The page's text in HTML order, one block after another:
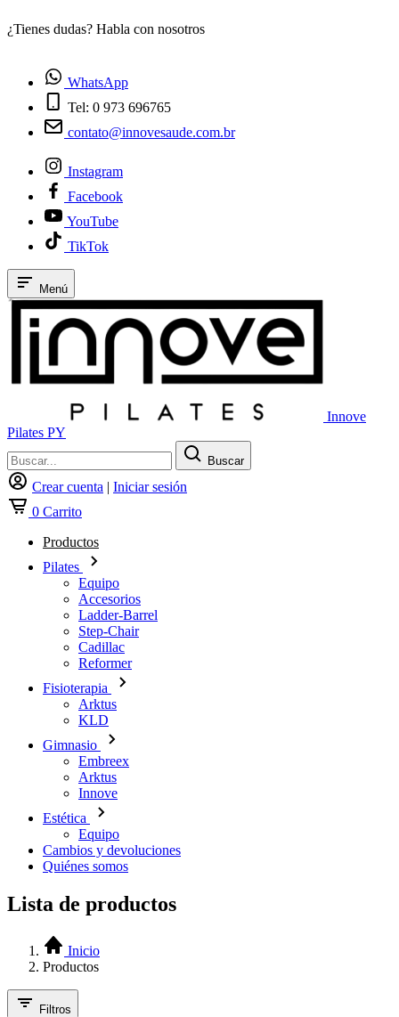
¿Tienes dudas? Habla con nosotros
WhatsApp
Tel: 0 973 696765
contato@innovesaude.com.br
Instagram
Facebook
YouTube
TikTok
Menú
Innove
Pilates PY
Buscar
Crear cuenta | Iniciar sesión
0 Carrito
Productos
Pilates
Equipo
Accesorios
Ladder-Barrel
Step-Chair
Cadillac
Reformer
Fisioterapia
Arktus
KLD
Gimnasio
Embreex
Arktus
Innove
Estética
Equipo
Cambios y devoluciones
Quiénes somos
Lista de productos
Inicio
Productos
Filtros